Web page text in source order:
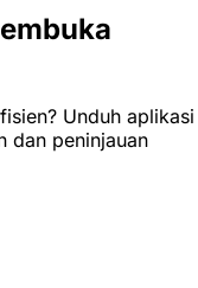
Unduh aplikasi
dan peninjauan